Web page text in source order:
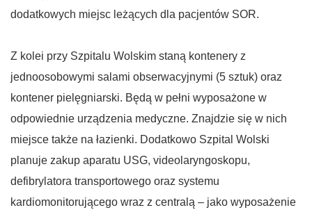
dodatkowych miejsc leżących dla pacjentów SOR.
Z kolei przy Szpitalu Wolskim staną kontenery z
jednoosobowymi salami obserwacyjnymi (5 sztuk) oraz
kontener pielęgniarski. Będą w pełni wyposażone w
odpowiednie urządzenia medyczne. Znajdzie się w nich
miejsce także na łazienki. Dodatkowo Szpital Wolski
planuje zakup aparatu USG, videolaryngoskopu,
defibrylatora transportowego oraz systemu
kardiomonitorującego wraz z centralą – jako wyposażenie